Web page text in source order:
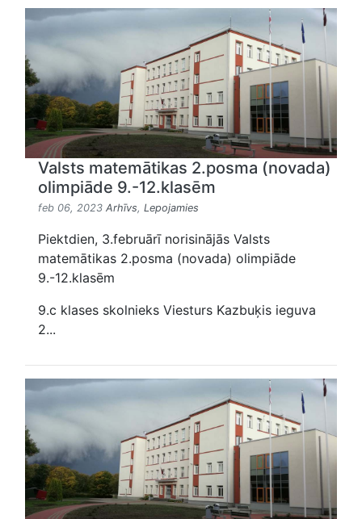
Valsts matemātikas 2.posma (novada)
olimpiāde 9.-12.klasēm
feb 06, 2023 Arhīvs, Lepojamies
Piektdien, 3.februārī norisinājās Valsts
matemātikas 2.posma (novada) olimpiāde
9.-12.klasēm
9.c klases skolnieks Viesturs Kazbuķis ieguva
2...